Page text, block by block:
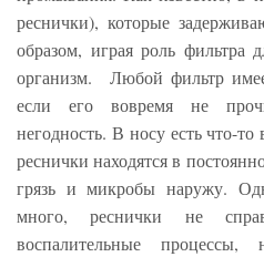
реснички), которые
образом, играя роль фильтра
организм. Любой фильтр
если его вовремя не
негодность. В носу есть что-
реснички находятся в
грязь и микробы наружу.
много, реснички не
воспалительные